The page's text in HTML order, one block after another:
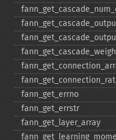
fann_​get_​errno
fann_​get_​errstr
fann_​get_​layer_​array